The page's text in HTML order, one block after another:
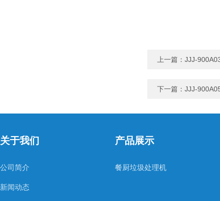
上一篇： JJJ-
下一篇： JJJ-
关于我们
公司简介
新闻动态
产品展示
餐厨垃圾处理机